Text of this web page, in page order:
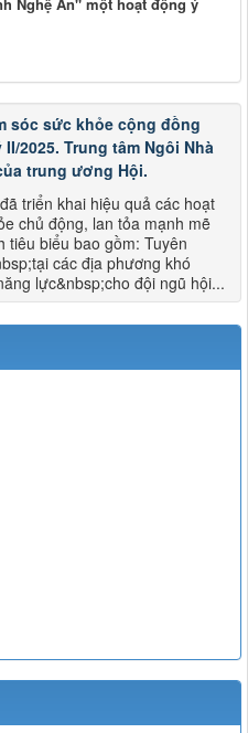
sóc sức khỏe cộng đồng
2025. Trung tâm Ngôi Nhà
trung ương Hội.
triển khai hiệu quả các hoạt
chủ động, lan tỏa mạnh mẽ
tiêu biểu bao gồm: Tuyên
các địa phương khó
lực&nbsp;cho đội ngũ hội...